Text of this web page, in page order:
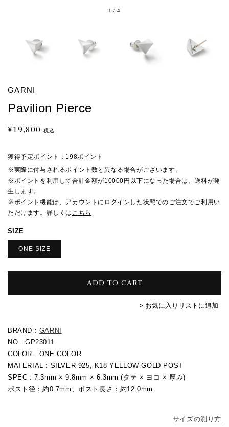
1 /4
GARNI
Pavilion Pierce
通
価
格
¥19,800 税込
獲得予定ポイント： 198ポイント
※実際に付与されるポイント数と異なる場合がございます。
※ポイントを利用して合計金額が10000円以下になった場合は、送料が発
生します。
※ポイント機能は、アカウントにログインした状態でのご注文でご利用い
ただけます。詳しくは こちら
SIZE
ONE SIZE
ADD TO CART
> お気に入りリストに追加
BRAND : GARNI
NO : GP23011
COLOR : ONE COLOR
MATERIAL : SILVER 925, K18 YELLOW GOLD POST
SPEC :7.3mm × 9.8mm × 6.3mm (タテ × ヨコ × 厚み)
ポスト径：約0.7mm、ポスト長さ：約12.0mm
サイズの測り方